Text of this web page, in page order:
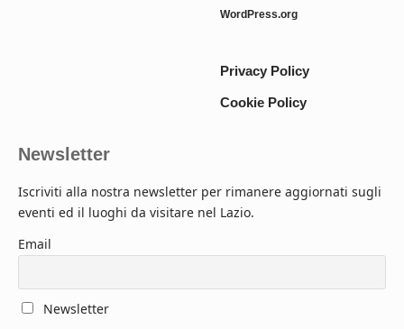
WordPress.org
Privacy Policy
Cookie Policy
Newsletter
Iscriviti alla nostra newsletter per rimanere aggiornati sugli
eventi ed il luoghi da visitare nel Lazio.
Email
Newsletter